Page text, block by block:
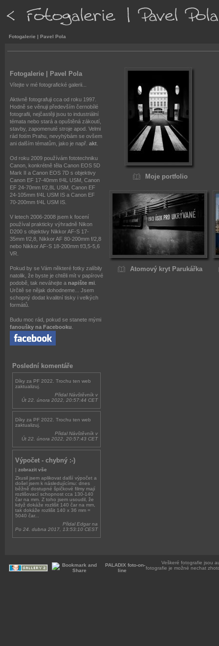
Fotogalerie | Pavel Pola
Fotogalerie | Pavel Pola
Vítejte v mé fotografické galerii...
Aktivně fotografuji cca od roku 1997.
Hodně se věnuji především černobílé
fotografii, nejčastěji jsou to industriální
témata nebo stará a opuštěná zákoutí,
stavby, zapomenuté stroje apod. Velmi
rád fotím Prahu, nevyhýbám se ovšem
ani dalším tématům, jako je např. akt
Od roku 2009 používám fototechniku
Canon, konkrétně těla Canon EOS 5D
Mark II a Canon EOS 7D s objektivy
Canon EF 17-40mm f/4L USM, Canon
EF 24-70mm f/2,8L USM, Canon EF
24-105mm f/4L USM IS a Canon EF
70-200mm f/4L USM IS.
V letech 2006-2008 jsem k focení
používal prakticky výhradně Nikon
D200 s objektivy Nikkor AF-S 17-
35mm f/2,8, Nikkor AF 80-200mm f/2,8
nebo Nikkor AF-S 18-200mm f/3,5-5,6
VR.
Pokud by se Vám některé fotky zalíbily
natolik, že byste je chtěli mít v papírové
podobě, tak neváhejte a napište mi
Určitě se nějak dohodneme... Jsem
schopný dodat kvalitní tisky i velkých
formátů.
Budu moc rád, pokud se stanete mými
fanoušky na Facebooku
Poslední komentáře
Díky za PF 2022. Trochu ten web
zaktualizuj.
Přidal Návštěvník v
Út 22. února 2022, 20:57:44 CET
Díky za PF 2022. Trochu ten web
zaktualizuj.
Přidal Návštěvník v
Út 22. února 2022, 20:57:43 CET
Výpočet - chybný :-)
| zobrazit vše
Zkusil jsem aplikovat další výpočet a
došel jsem k následujícímu: dnes
běžně dostupné špičkové filmy mají
rozlišovací schopnost cca 130-140
čar na mm. Z toho jsem usoudil, že
když dokáže rozlišit 140 čar na mm,
tak dokáže rozlišit 140 x 36 mm =
5040 čar...
Přidal Edgar na
Po 24. dubna 2017, 13:53:10 CEST
Moje portfolio
Atomový kryt Parukářka
PALADIX foto-on-
line
Veškeré fotografie jsou
fotografie je možné nechat